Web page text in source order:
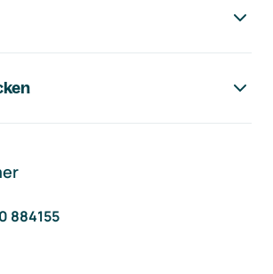
884155